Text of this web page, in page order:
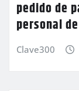
pedido de
personal
Clave300